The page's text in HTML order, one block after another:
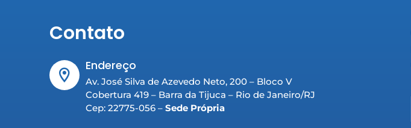
Contato
Endereço
Av. José Silva de Azevedo Neto, 200 – Bloco V
Cobertura 419 – Barra da Tijuca – Rio de Janeiro/RJ
Cep: 22775-056 – Sede Própria